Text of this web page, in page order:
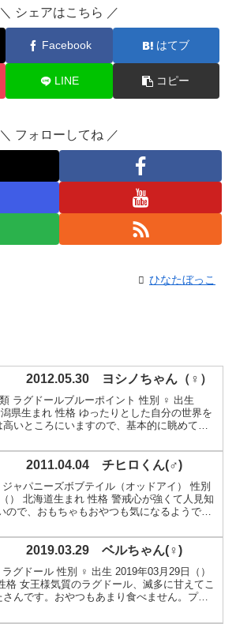
＼ シェアはこちら ／
Facebook はてブ
LINE コピー
＼ フォローしてね ／
ひなたぼっこ
2012.05.30 ヨシノちゃん（♀）
ラグドールブルーポイント 性別 ♀ 出生
県生まれ 性格 ゆったりとした自分の世界を
いところにいますので、基本的に眺めて楽
2011.04.04 チヒロくん(♂)
ャパニーズボブテイル（オッドアイ） 性別
） 北海道生まれ 性格 警戒心が強くて人見知
ので、おもちゃもおやつも気になるようで様
2019.03.29 ベルちゃん(♀)
グドール 性別 ♀ 出生 2019年03月29日（）
格 女王様気質のラグドール、滅多に甘えてこ
んです。おやつもあまり食べません。プラ